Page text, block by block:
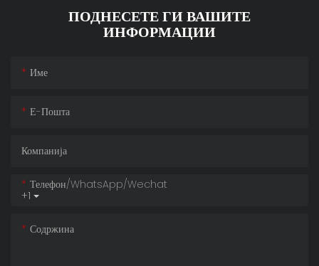
ПОДНЕСЕТЕ ГИ ВАШИТЕ
ИНФОРМАЦИИ
Име
Е-Пошта
Компанија
+1
Телефон/whatsApp/wechat
Содржина